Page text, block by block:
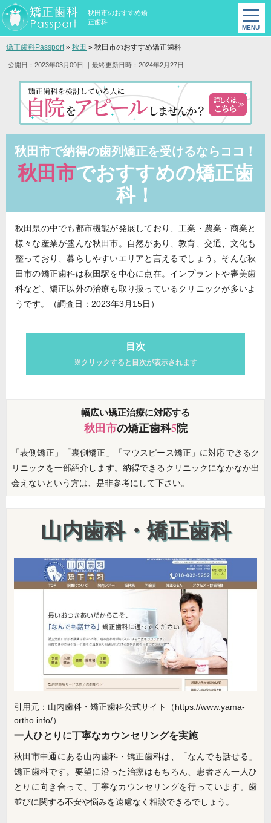
秋田市のおすすめ矯
正歯科
矯正歯科Passport» 秋田 » 秋田市のおすすめ矯正歯科
公開日：2023年03月09日 ｜最終更新日時：2024年2月27日
秋田市で納得の歯列矯正を受けるならココ！
秋田市でおすすめの矯正歯
科！
秋田県の中でも都市機能が発展しており、工業・農業・商業と
様々な産業が盛んな秋田市。自然があり、教育、交通、文化も
整っており、暮らしやすいエリアと言えるでしょう。そんな秋
田市の矯正歯科は秋田駅を中心に点在。インプラントや審美歯
科など、矯正以外の治療も取り扱っているクリニックが多いよ
うです。（調査日：2023年3月15日）
目次
※クリックすると目次が表示されます
幅広い矯正治療に対応する
秋田市の矯正歯科5院
「表側矯正」「裏側矯正」「マウスピース矯正」に対応できるク
リニックを一部紹介します。納得できるクリニックになかなか出
会えないという方は、是非参考にして下さい。
山内歯科・矯正歯科
引用元：山内歯科・矯正歯科公式サイト（https://www.yama-
ortho.info/）
一人ひとりに丁寧なカウンセリングを実施
秋田市中通にある山内歯科・矯正歯科は、「なんでも話せる」
矯正歯科です。要望に沿った治療はもちろん、患者さん一人ひ
とりに向き合って、丁寧なカウンセリングを行っています。歯
並びに関する不安や悩みを遠慮なく相談できるでしょう。